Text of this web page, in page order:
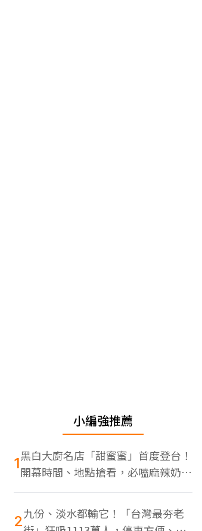
小編強推薦
1黑白大廚名店「甜蜜蜜」首度登台！
開幕時間、地點搶看，必嗑麻辣奶油
蝦
2九份、淡水都輸它！「台灣最夯老